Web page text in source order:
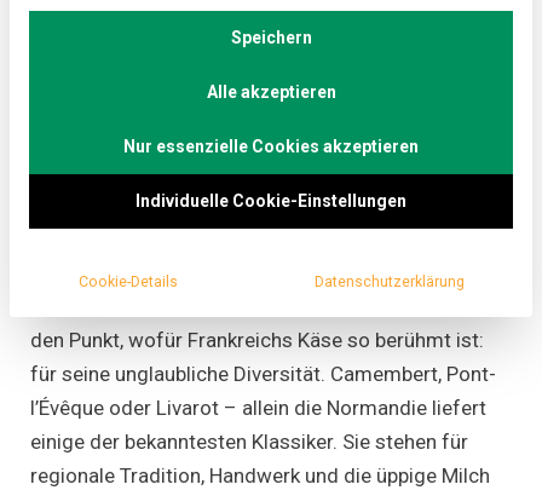
Genuss
Rotwein, Baguette und einem identitätsstiftenden
Gefühl, als mit dem Brötchenbelag zum
Frühstück. Lebensmittelmagazin.de besuchte
hundert Jahren für genau diese Identität steht.
Kein Artikel über französischen Käse kommt ohne
Gaulle-Zitat aus: „Wie wollen Sie ein Volk regieren,
den Punkt, wofür Frankreichs Käse so berühmt ist:
für seine unglaubliche Diversität. Camembert, Pont-
l’Évêque oder Livarot – allein die Normandie liefert
einige der bekanntesten Klassiker. Sie stehen für
regionale Tradition, Handwerk und die üppige Milch
Speichern
Alle akzeptieren
Nur essenzielle Cookies akzeptieren
Individuelle Cookie-Einstellungen
Cookie-Details Datenschutzerklärung